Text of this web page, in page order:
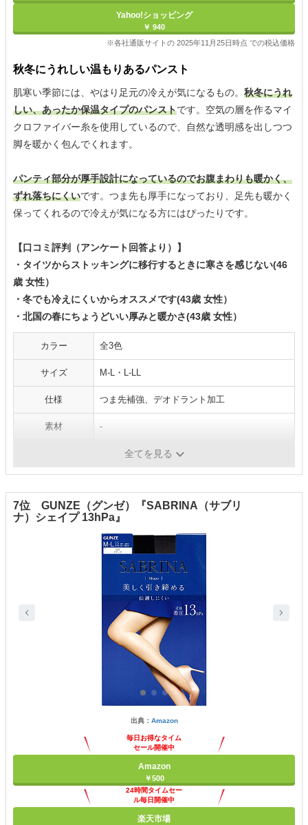
Yahoo!ショッピング
￥ 940
※各社通販サイトの 2025年11月25日時点 での税込価格
秋冬にうれしい温もりあるパンスト
肌寒い季節には、やはり足元の冷えが気になるもの。 秋冬にうれ
しい、あったか保温タイプのパンストです。空気の層を作るマイ
クロファイバー糸を使用しているので、自然な透明感を出しつつ
脚を暖かく包んでくれます。
パンティ部分が厚手設計になっているのでお腹まわりも暖かく、
ずれ落ちにくいです。つま先も厚手になっており、足先も暖かく
保ってくれるので冷えが気になる方にはぴったりです。
【口コミ評判（アンケート回答より）】
・タイツからストッキングに移行するときに寒さを感じない(46
歳 女性）
・冬でも冷えにくいからオススメです(43歳 女性）
・北国の春にちょうどいい厚みと暖かさ(43歳 女性）
カラー 全3色
サイズ M-L・L-LL
仕様 つま先補強、デオドラント加工
素材 -
全てを見る
7位 GUNZE（グンゼ）『SABRINA（サブリ
ナ）シェイプ 13hPa』
出典： Amazon
毎日お得なタイム
セール開催中
Amazon
￥500
24時間タイムセー
ル毎日開催中
楽天市場